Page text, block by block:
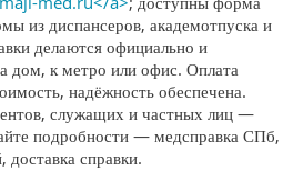
из диспансеров, академотпуска и
делаются официально и
дом, к метро или офис. Оплата
надёжность обеспечена.
служащих и частных лиц —
подробности — медсправка СПб,
справки.